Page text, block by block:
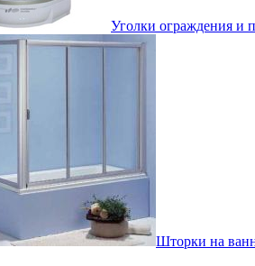
Уголки ограждения и
Шторки на